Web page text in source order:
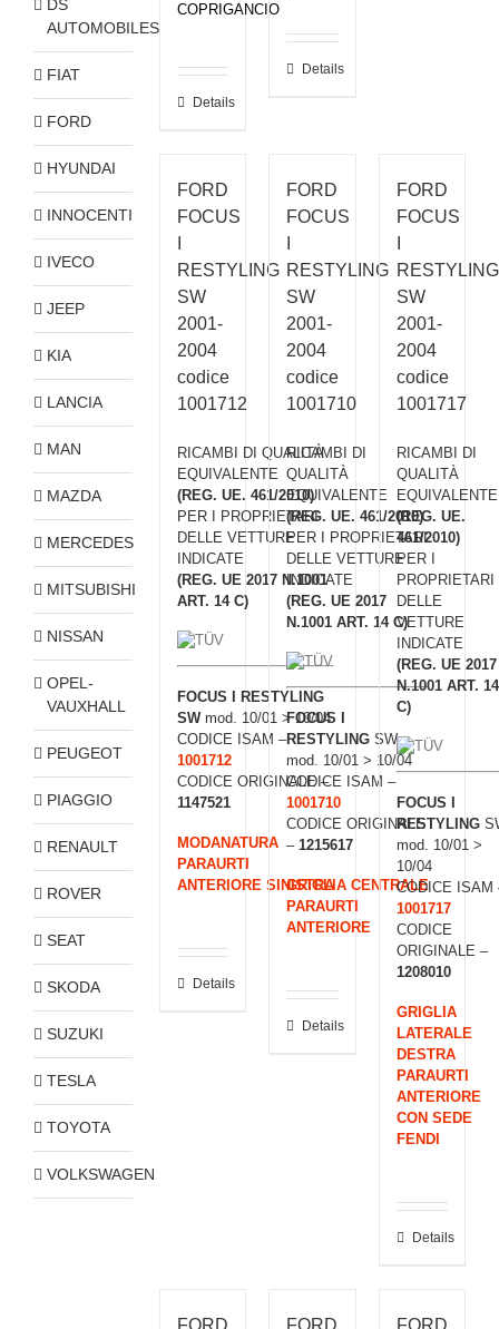
COPRIGANCIO
Details
Details
FORD
FOCUS
RESTYLING
SW
2001-
2004
codice
1001712
RICAMBI DI QUALITÀ
EQUIVALENTE
(REG. UE. 461/2010)
PER I PROPRIETARI
DELLE VETTURE
INDICATE
(REG. UE 2017 N.1001
ART. 14 C)
FOCUS I RESTYLING
SW mod. 10/01 > 10/04
CODICE ISAM –
1001712
CODICE ORIGINALE –
1147521
MODANATURA
PARAURTI
ANTERIORE SINISTRA
Details
FORD
FOCUS
RESTYLING
SW
2001-
2004
codice
1001710
RICAMBI DI
QUALITÀ
EQUIVALENTE
(REG. UE. 461/2010)
PER I PROPRIETARI
DELLE VETTURE
INDICATE
(REG. UE 2017
N.1001 ART. 14 C)
FOCUS I
RESTYLING SW
mod. 10/01 > 10/04
CODICE ISAM –
1001710
CODICE ORIGINALE
–1215617
GRIGLIA CENTRALE
PARAURTI
ANTERIORE
Details
FORD
FOCUS
RESTYLING
SW
2001-
2004
codice
1001717
RICAMBI DI
QUALITÀ
EQUIVALENTE
(REG. UE.
461/2010)
PER I
PROPRIETARI
DELLE
VETTURE
INDICATE
(REG. UE 2017
N.1001 ART. 14
C)
FOCUS I
RESTYLING
mod. 10/01 >
10/04
CODICE ISAM
1001717
CODICE
ORIGINALE –
1208010
GRIGLIA
LATERALE
DESTRA
PARAURTI
ANTERIORE
CON SEDE
FENDI
Details
FORD FORD FORD
DS
AUTOMOBILES
FIAT
FORD
HYUNDAI
INNOCENTI
IVECO
JEEP
KIA
LANCIA
MAN
MAZDA
MERCEDES
MITSUBISHI
NISSAN
OPEL-
VAUXHALL
PEUGEOT
PIAGGIO
RENAULT
ROVER
SEAT
SKODA
SUZUKI
TESLA
TOYOTA
VOLKSWAGEN